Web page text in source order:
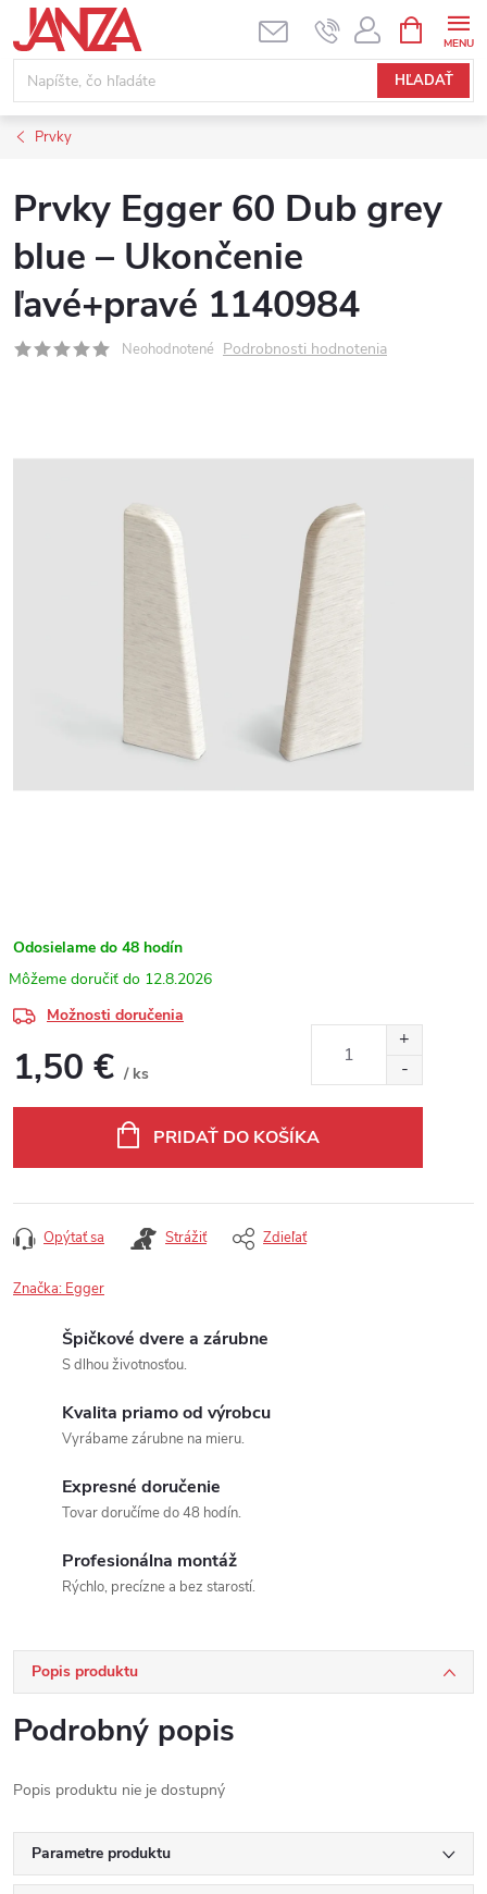
Prejsť na obsah
HĽADAŤ
Prvky
Prvky Egger 60 Dub grey
blue – Ukončenie
ľavé+pravé 1140984
Neohodnotené Podrobnosti hodnotenia
Odosielame do 48 hodín
12.8.2026
Možnosti doručenia
1,50 € / ks
PRIDAŤ DO KOŠÍKA
Opýtať sa Strážiť Zdieľať
Značka: Egger
Špičkové dvere a zárubne
S dlhou životnosťou.
Kvalita priamo od výrobcu
Vyrábame zárubne na mieru.
Expresné doručenie
Tovar doručíme do 48 hodín.
Profesionálna montáž
Rýchlo, precízne a bez starostí.
Popis produktu
Podrobný popis
Popis produktu nie je dostupný
Parametre produktu